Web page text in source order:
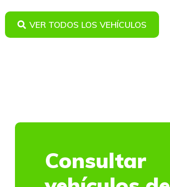
VER TODOS LOS VEHÍCULOS
Consultar